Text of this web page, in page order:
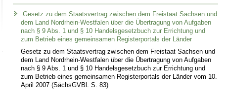
Gesetz zu dem Staatsvertrag zwischen dem Freistaat Sachsen und
dem Land Nordrhein-Westfalen über die Übertragung von Aufgaben
nach § 9 Abs. 1 und § 10 Handelsgesetzbuch zur Errichtung und
zum Betrieb eines gemeinsamen Registerportals der Länder
Gesetz zu dem Staatsvertrag zwischen dem Freistaat Sachsen und
dem Land Nordrhein-Westfalen über die Übertragung von Aufgaben
nach § 9 Abs. 1 und § 10 Handelsgesetzbuch zur Errichtung und
zum Betrieb eines gemeinsamen Registerportals der Länder vom 10.
April 2007 (SächsGVBl. S. 83)